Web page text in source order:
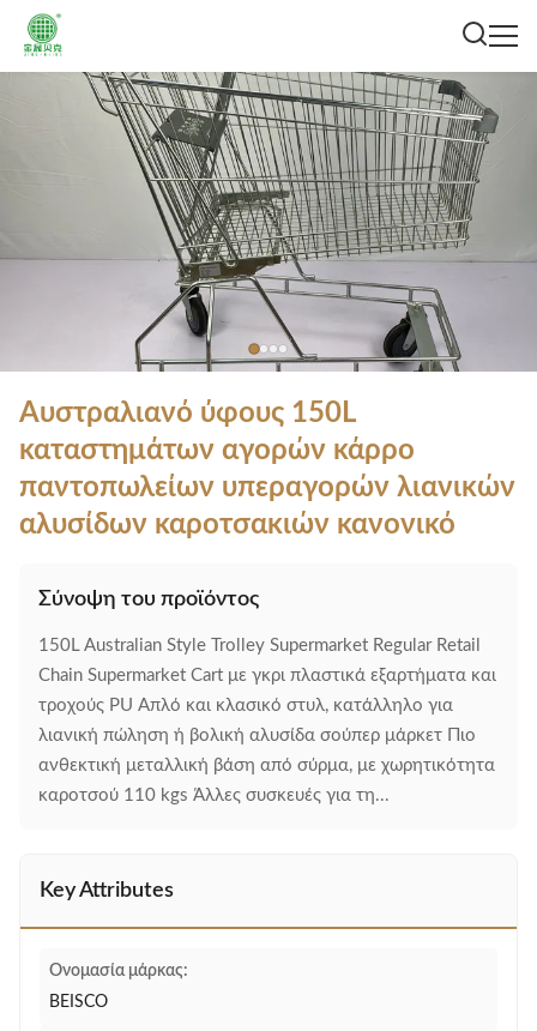
Αυστραλιανό ύφους 150L
καταστημάτων αγορών κάρρο
παντοπωλείων υπεραγορών λιανικών
αλυσίδων καροτσακιών κανονικό
Σύνοψη του προϊόντος
150L Australian Style Trolley Supermarket Regular Retail
Chain Supermarket Cart με γκρι πλαστικά εξαρτήματα και
τροχούς PU Απλό και κλασικό στυλ, κατάλληλο για
λιανική πώληση ή βολική αλυσίδα σούπερ μάρκετ Πιο
ανθεκτική μεταλλική βάση από σύρμα, με χωρητικότητα
καροτσού 110 kgs Άλλες συσκευές για τη...
Key Attributes
Ονομασία μάρκας:
BEISCO